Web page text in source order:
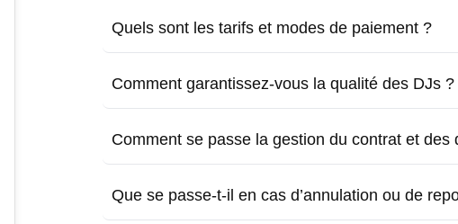
Quels sont les tarifs et modes de paiement ?
Comment garantissez-vous la qualité des DJs ?
Comment se passe la gestion du contrat et des
Que se passe-t-il en cas d’annulation ou de